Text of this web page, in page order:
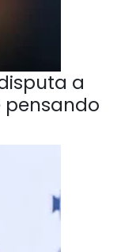
a
pensando